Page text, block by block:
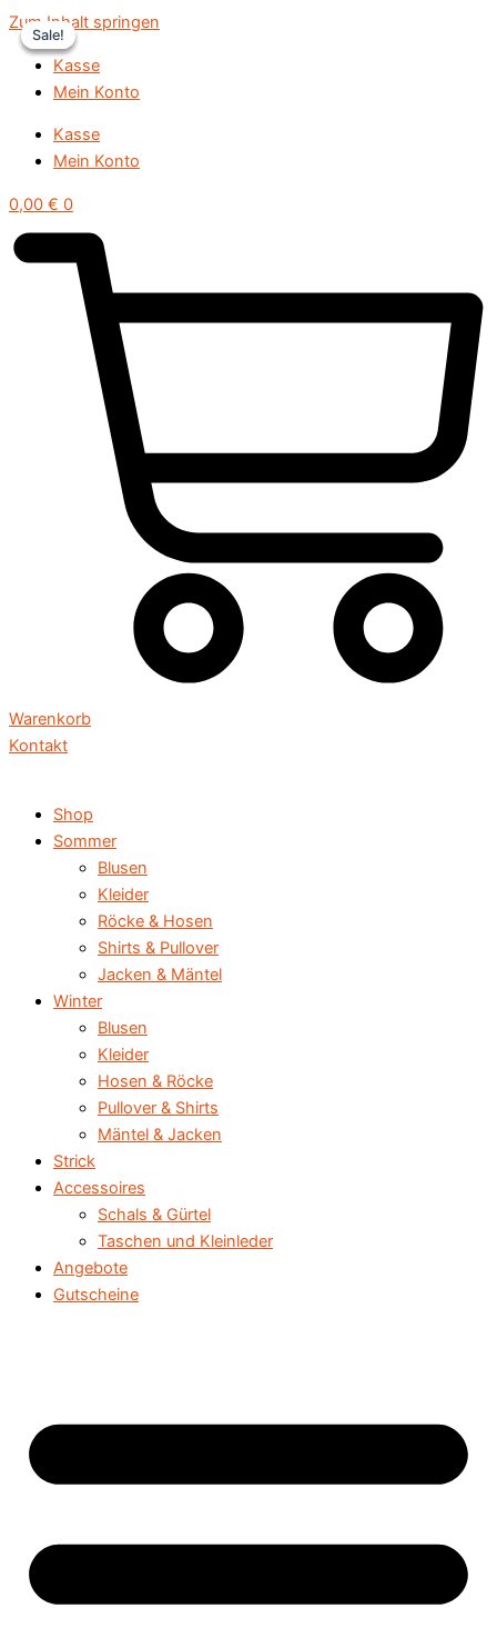
Zum Inhalt springen
Kasse
Mein Konto
Kasse
Mein Konto
0,00 € 0
Warenkorb
Kontakt
Shop
Sommer
Blusen
Kleider
Röcke & Hosen
Shirts & Pullover
Jacken & Mäntel
Winter
Blusen
Kleider
Hosen & Röcke
Pullover & Shirts
Mäntel & Jacken
Strick
Accessoires
Schals & Gürtel
Taschen und Kleinleder
Angebote
Gutscheine
Sale!
Sale!
Sale!